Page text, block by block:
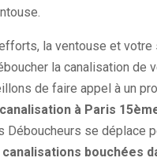
la ventouse et votre
la canalisation de
de faire appel à un
à Paris
Déboucheurs se déplace
canalisations bouchées